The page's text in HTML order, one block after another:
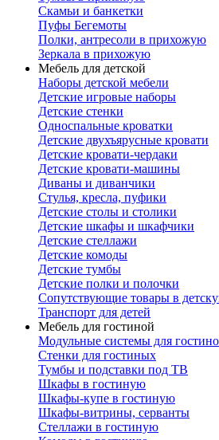
Скамьи и банкетки
Пуфы Бегемоты
Полки, антресоли в прихожую
Зеркала в прихожую
Мебель для детской
Наборы детской мебели
Детские игровые наборы
Детские стенки
Односпальные кроватки
Детские двухъярусные кровати
Детские кровати-чердаки
Детские кровати-машины
Диваны и диванчики
Стулья, кресла, пуфики
Детские столы и столики
Детские шкафы и шкафчики
Детские стеллажи
Детские комоды
Детские тумбы
Детские полки и полочки
Сопутствующие товары в
Транспорт для детей
Мебель для гостиной
Модульные системы для
Стенки для гостиных
Тумбы и подставки под ТВ
Шкафы в гостиную
Шкафы-купе в гостиную
Шкафы-витрины, серванты
Стеллажи в гостиную